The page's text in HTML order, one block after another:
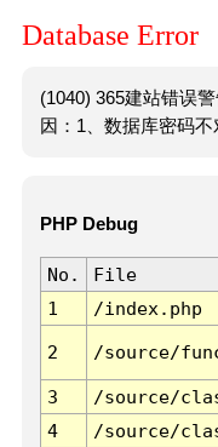
Database Error
(1040) 365建站错误
因：1、数据库密码不
PHP Debug
No. File
1
/index.php
2 /source/
3 /source/
4
/source/